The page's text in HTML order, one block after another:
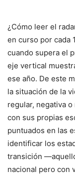
¿Cómo leer el
en curso por cada
cuando supera el
eje vertical
ese año. De este
la situación de la
regular, negativa
con sus propias
puntuados en las
identificar los
transición
nacional pero con